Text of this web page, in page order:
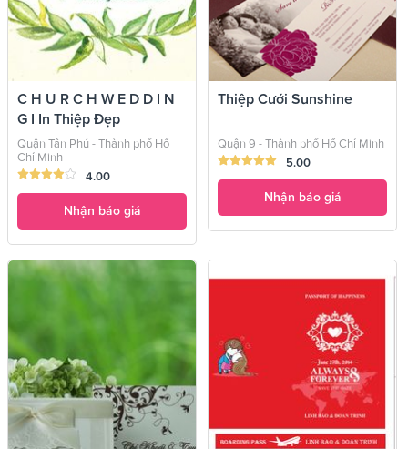
C H U R C H W E D D I N
G I In Thiệp Đẹp
Quận Tân Phú - Thành phố Hồ
Chí Minh
4.00
Nhận báo giá
Thiệp Cưới Sunshine
Quận 9 - Thành phố Hồ Chí Minh
5.00
Nhận báo giá